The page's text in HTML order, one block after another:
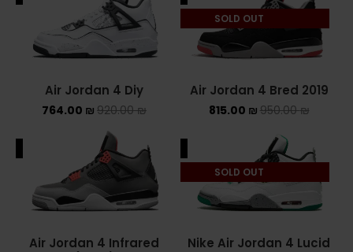
AIR JORDAN 1 LOW
AIR JORDAN 1 MID
AIR JORDAN 4
AIR JORDAN KIDS
ASICS EX-89
ASICS ONITSUKA TIGER
SOLD OUT
Air Jordan 4 Bred 2019
950.00₪
815.00 ₪
Air Jordan 4 Diy
920.00₪
764.00 ₪
SOLD OUT
Nike Air Jordan 4 Lucid
Air Jordan 4 Infrared